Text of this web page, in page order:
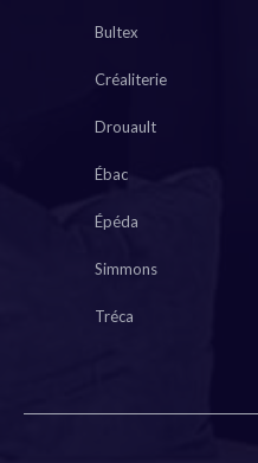
Bultex
Créaliterie
Drouault
Ébac
Épéda
Simmons
Tréca